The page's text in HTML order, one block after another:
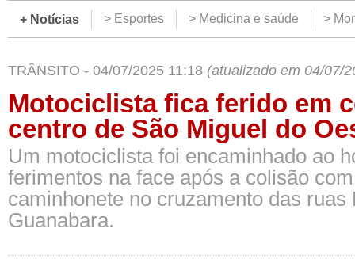
+ Notícias > Esportes > Medicina e saúde >
TRÂNSITO - 04/07/2025 11:18 (atualizado em 04/07/
Motociclista fica ferido em
centro de São Miguel do
Um motociclista foi encaminhado ao
ferimentos na face após a colisão
caminhonete no cruzamento das
Guanabara.